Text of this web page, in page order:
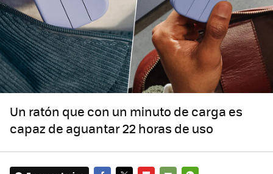
Un ratón que con un minuto de carga es
capaz de aguantar 22 horas de uso